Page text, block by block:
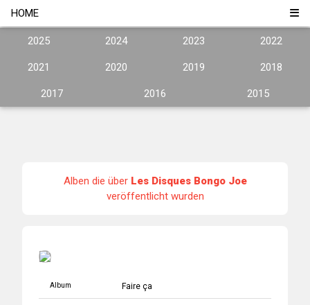
HOME
2025 2024 2023 2022
2021 2020 2019 2018
2017 2016 2015
Alben die über Les Disques Bongo Joe
veröffentlicht wurden
Album Faire ça